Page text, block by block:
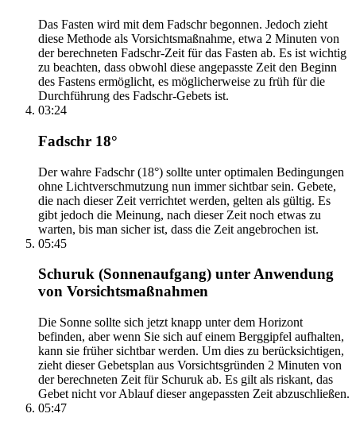
Das Fasten wird mit dem Fadschr begonnen. Jedoch zieht
diese Methode als Vorsichtsmaßnahme, etwa 2 Minuten von
der berechneten Fadschr-Zeit für das Fasten ab. Es ist wichtig
zu beachten, dass obwohl diese angepasste Zeit den Beginn
des Fastens ermöglicht, es möglicherweise zu früh für die
Durchführung des Fadschr-Gebets ist.
03:24
Fadschr 18°
Der wahre Fadschr (18°) sollte unter optimalen Bedingungen
ohne Lichtverschmutzung nun immer sichtbar sein. Gebete,
die nach dieser Zeit verrichtet werden, gelten als gültig. Es
gibt jedoch die Meinung, nach dieser Zeit noch etwas zu
warten, bis man sicher ist, dass die Zeit angebrochen ist.
05:45
Schuruk (Sonnenaufgang) unter Anwendung
von Vorsichtsmaßnahmen
Die Sonne sollte sich jetzt knapp unter dem Horizont
befinden, aber wenn Sie sich auf einem Berggipfel aufhalten,
kann sie früher sichtbar werden. Um dies zu berücksichtigen,
zieht dieser Gebetsplan aus Vorsichtsgründen 2 Minuten von
der berechneten Zeit für Schuruk ab. Es gilt als riskant, das
Gebet nicht vor Ablauf dieser angepassten Zeit abzuschließen.
05:47